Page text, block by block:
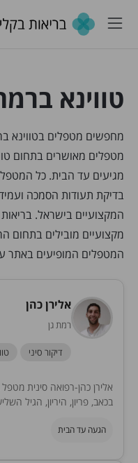
טווינא
מגיעים עד הבית. כל
בדיקת תעודות הסמכה
המקצועיים בישראל.
מקצועיים מובילים בתחום
המטפלים המופיעים באתר
אלירן כהן
רמת גן
דיקור סיני
בכאב, פריון, היריון, הגיל
הגעה עד הבית